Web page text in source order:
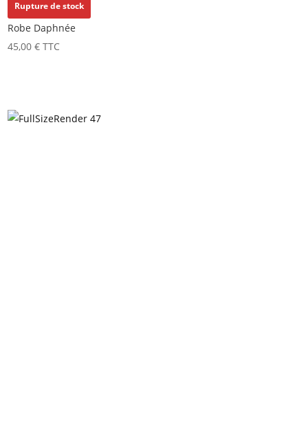
Rupture de stock
Robe Daphnée
45,00€ TTC